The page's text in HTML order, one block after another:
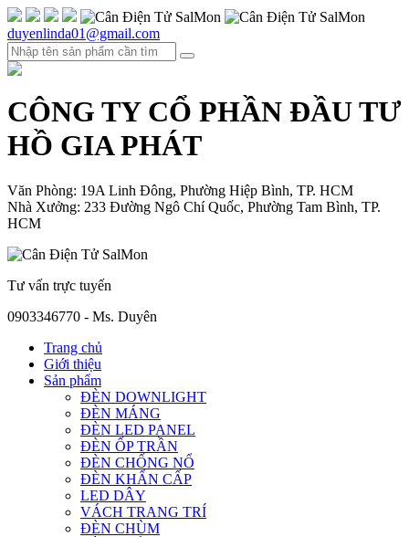
duyenlinda01@gmail.com
CÔNG TY CỔ PHẦN ĐẦU TƯ
HỒ GIA PHÁT
Văn Phòng: 19A Linh Đông, Phường Hiệp Bình, TP. HCM
Nhà Xưởng: 233 Đường Ngô Chí Quốc, Phường Tam Bình, TP.
HCM
Tư vấn trực tuyến
0903346770 - Ms. Duyên
Trang chủ
Giới thiệu
Sản phẩm
ĐÈN DOWNLIGHT
ĐÈN MÁNG
ĐÈN LED PANEL
ĐÈN ỐP TRẦN
ĐÈN CHỐNG NỔ
ĐÈN KHẨN CẤP
LED DÂY
VÁCH TRANG TRÍ
ĐÈN CHÙM